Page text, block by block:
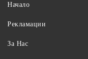
Начало
Рекламации
За Нас